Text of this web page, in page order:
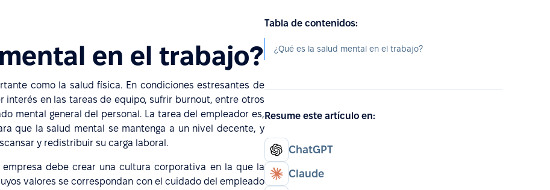
en el trabajo?
como la salud física. En condiciones estresantes de
interés en las tareas de equipo, sufrir burnout, entre otros
mental general del personal. La tarea del empleador es,
que la salud mental se mantenga a un nivel decente, y
y redistribuir su carga laboral.
debe crear una cultura corporativa en la que la
valores se correspondan con el cuidado del empleado
Tabla de contenidos:
¿Qué es la salud mental en el trabajo?
Resume este artículo en:
ChatGPT
Claude